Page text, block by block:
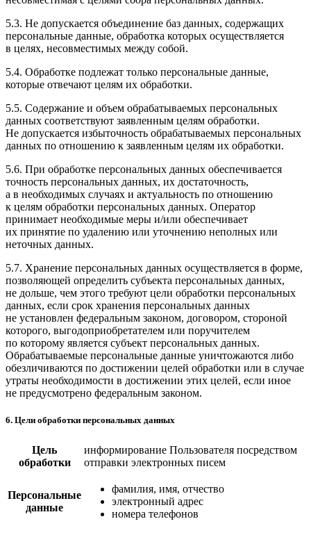
5.3. Не допускается объединение баз данных, содержащих
персональные данные, обработка которых осуществляется
в целях, несовместимых между собой.
5.4. Обработке подлежат только персональные данные,
которые отвечают целям их обработки.
5.5. Содержание и объем обрабатываемых персональных
данных соответствуют заявленным целям обработки.
Не допускается избыточность обрабатываемых персональных
данных по отношению к заявленным целям их обработки.
5.6. При обработке персональных данных обеспечивается
точность персональных данных, их достаточность,
а в необходимых случаях и актуальность по отношению
к целям обработки персональных данных. Оператор
принимает необходимые меры и/или обеспечивает
их принятие по удалению или уточнению неполных или
неточных данных.
5.7. Хранение персональных данных осуществляется в форме,
позволяющей определить субъекта персональных данных,
не дольше, чем этого требуют цели обработки персональных
данных, если срок хранения персональных данных
не установлен федеральным законом, договором, стороной
которого, выгодоприобретателем или поручителем
по которому является субъект персональных данных.
Обрабатываемые персональные данные уничтожаются либо
обезличиваются по достижении целей обработки или в случае
утраты необходимости в достижении этих целей, если иное
не предусмотрено федеральным законом.
6. Цели обработки персональных данных
Цель
обработки
информирование Пользователя посредством
отправки электронных писем
Персональные
данные
фамилия, имя, отчество
электронный адрес
номера телефонов